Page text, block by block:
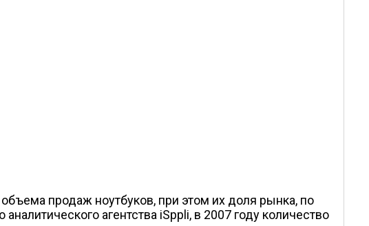
продаж ноутбуков, при этом их доля рынка, по
агентства iSppli, в 2007 году количество